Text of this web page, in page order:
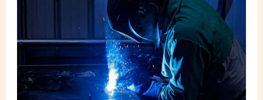
Geschäftsstrategien
Handwerker:
Effizienz,
Kundenbindung